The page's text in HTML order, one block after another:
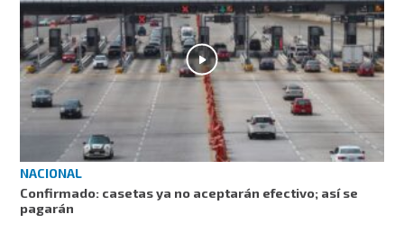
NACIONAL
Confirmado: casetas ya no aceptarán efectivo; así se
pagarán